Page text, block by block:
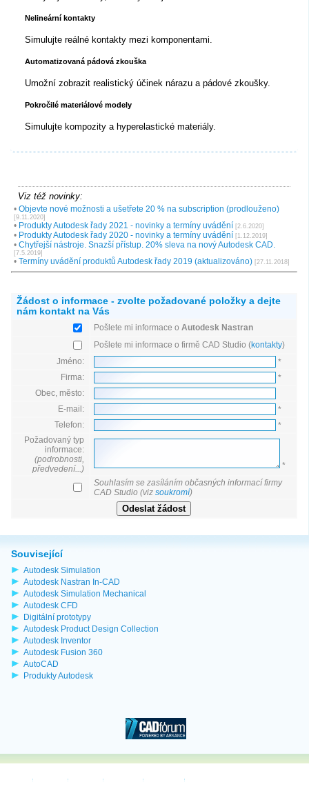
Nelineární kontakty
Simulujte reálné kontakty mezi komponentami.
Automatizovaná pádová zkouška
Umožní zobrazit realistický účinek nárazu a pádové zkoušky.
Pokročilé materiálové modely
Simulujte kompozity a hyperelastické materiály.
Viz též novinky:
• Objevte nové možnosti a ušetřete 20 % na subscription (prodlouženo)
[9.11.2020]
• Produkty Autodesk řady 2021 - novinky a termíny uvádění [2.6.2020]
• Produkty Autodesk řady 2020 - novinky a termíny uvádění [1.12.2019]
• Chytřejší nástroje. Snazší přístup. 20% sleva na nový Autodesk CAD.
[7.5.2019]
• Termíny uvádění produktů Autodesk řady 2019 (aktualizováno) [27.11.2018]
Žádost o informace - zvolte požadované položky a dejte
nám kontakt na Vás
Pošlete mi informace o Autodesk Nastran
Pošlete mi informace o firmě CAD Studio (kontakty)
Jméno:
*
Firma:
*
Obec, město:
E-mail:
*
Telefon:
*
Požadovaný typ
informace:
(podrobnosti,
předvedení...)
*
Souhlasím se zasíláním občasných informací firmy
CAD Studio (viz soukromí)
Související
Autodesk Simulation
Autodesk Nastran In-CAD
Autodesk Simulation Mechanical
Autodesk CFD
Digitální prototypy
Autodesk Product Design Collection
Autodesk Inventor
Autodesk Fusion 360
AutoCAD
Produkty Autodesk